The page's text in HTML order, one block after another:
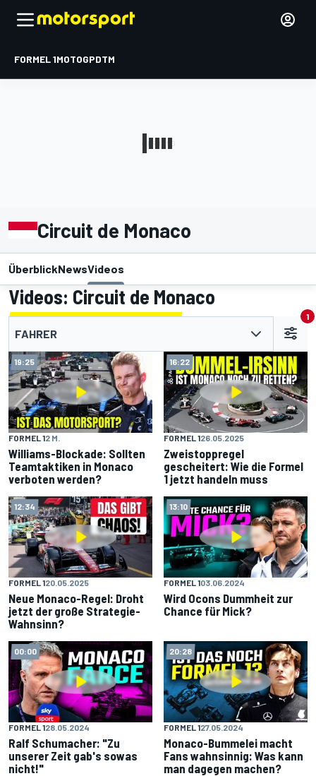
FORMEL 1MOTOGPDTM
Circuit de Monaco
ÜberblickNewsVideos
Videos: Circuit de Monaco
FAHRER
1
19:25
FORMEL 12 M.
Williams-Blockade: Sollten
Teamtaktiken in Monaco
verboten werden?
16:22
FORMEL 126.05.2025
Zweistoppregel
gescheitert: Wie die Formel
1 jetzt handeln muss
12:34
FORMEL 120.05.2025
Neue Monaco-Regel: Droht
jetzt der große Strategie-
Wahnsinn?
13:10
FORMEL 103.06.2024
Wird Ocons Dummheit zur
Chance für Mick?
00:00
FORMEL 128.05.2024
Ralf Schumacher: "Zu
unserer Zeit gab's sowas
nicht!"
20:28
FORMEL 127.05.2024
Monaco-Bummelei macht
Fans wahnsinnig: Was kann
man dagegen machen?